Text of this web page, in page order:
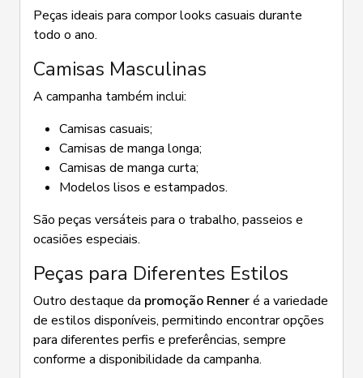
Peças ideais para compor looks casuais durante
todo o ano.
Camisas Masculinas
A campanha também inclui:
Camisas casuais;
Camisas de manga longa;
Camisas de manga curta;
Modelos lisos e estampados.
São peças versáteis para o trabalho, passeios e
ocasiões especiais.
Peças para Diferentes Estilos
Outro destaque da promoção Renneré a variedade
de estilos disponíveis, permitindo encontrar opções
para diferentes perfis e preferências, sempre
conforme a disponibilidade da campanha.